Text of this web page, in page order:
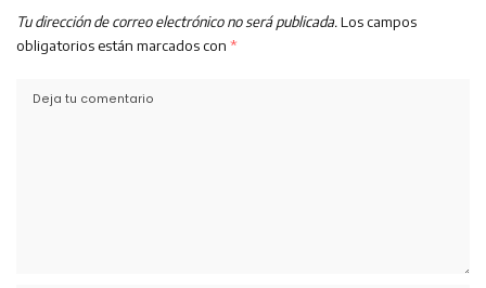
Tu dirección de correo electrónico no será publicada.Los campos
obligatorios están marcados con *